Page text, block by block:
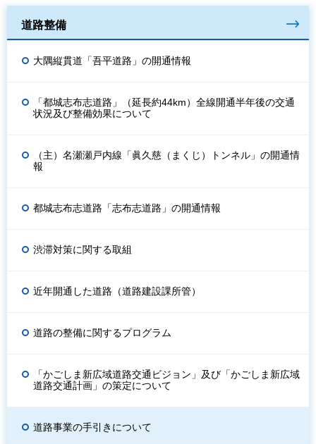
道路整備
大隅縦貫道「吾平道路」の開通情報
「都城志布志道路」（延長約44km）全線開通半年後の交通
状況及び整備効果について
（主）名瀬瀬戸内線「眞久慈（まくじ）トンネル」の開通情
報
都城志布志道路「志布志道路」の開通情報
渋滞対策に関する取組
近年開通した道路（道路建設課所管）
道路の整備に関するプログラム
「かごしま新広域道路交通ビジョン」及び「かごしま新広域
道路交通計画」の策定について
道路事業の手引きについて